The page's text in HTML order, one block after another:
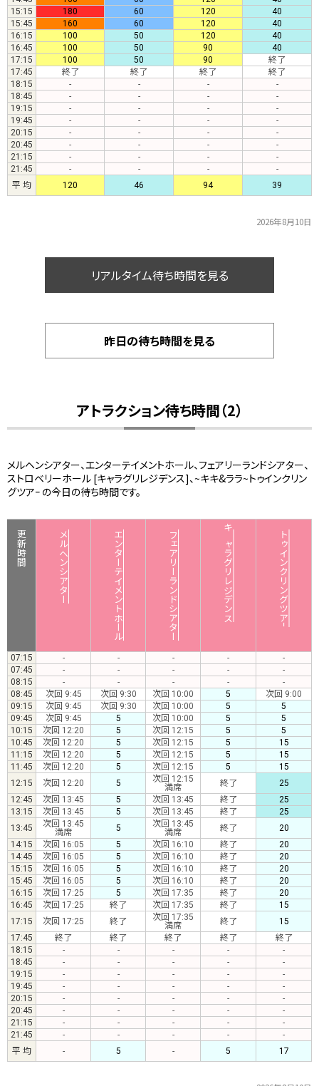
15:15
180 60 120
40
15:45
160 60 120
40
16:15
100 50 120
40
16:45
100 50 90
40
17:15
100 50 90
終了
17:45
終了 終了 終了
終了
18:15
- - -
-
18:45
- - -
-
19:15
- - -
-
19:45
- - -
-
20:15
- - -
-
20:45
- - -
-
21:15
- - -
-
21:45
- - -
-
平 均
120 46 94 39
2026年8月10日
リアルタイム待ち時間を見る
昨日の待ち時間を見る
アトラクション待ち時間（2）
メルヘンシアター、エンターテイメントホール、フェアリーランドシアター、
ストロベリーホール [キャラグリレジデンス]、~キキ&ララ~トゥインクリン
グツアｰ の今日の待ち時間です。
更新時間 メルヘンシアター エンターテイメントホール フェアリーランドシアター キャラグリレジデンス トゥインクリングツアｰ
07:15 - - - -
-
07:45
- - - -
-
08:15
- - - -
-
08:45
次回 9:45 次回 9:30 次回 10:00 5
次回 9:00
09:15
次回 9:45 次回 9:30 次回 10:00 5
5
09:45
次回 9:45 5 次回 10:00 5
5
10:15
次回 12:20 5 次回 12:15 5
5
10:45
次回 12:20 5 次回 12:15 5
15
11:15
次回 12:20 5 次回 12:15 5
15
11:45
次回 12:20 5 次回 12:15 5
15
12:15
次回 12:20 5
次回 12:15
満席
終了
25
12:45
次回 13:45 5 次回 13:45 終了
25
13:15
次回 13:45 5 次回 13:45 終了
25
13:45
次回 13:45
満席
5
次回 13:45
満席
終了
20
14:15
次回 16:05 5 次回 16:10 終了
20
14:45
次回 16:05 5 次回 16:10 終了
20
15:15
次回 16:05 5 次回 16:10 終了
20
15:45
次回 16:05 5 次回 16:10 終了
20
16:15
次回 17:25 5 次回 17:35 終了
20
16:45
次回 17:25 終了 次回 17:35 終了
15
17:15
次回 17:25 終了
次回 17:35
満席
終了
15
17:45
終了 終了 終了 終了
終了
18:15
- - - -
-
18:45
- - - -
-
19:15
- - - -
-
19:45
- - - -
-
20:15
- - - -
-
20:45
- - - -
-
21:15
- - - -
-
21:45
- - - -
-
平 均
- 5 - 5 17